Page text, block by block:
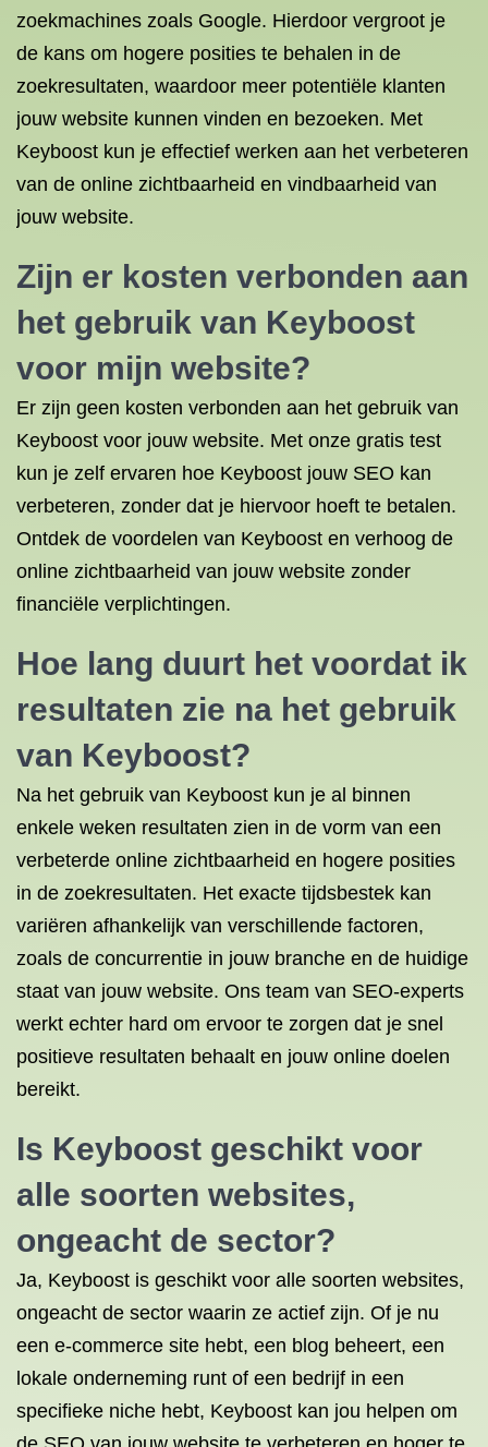
zoekmachines zoals Google. Hierdoor vergroot je
de kans om hogere posities te behalen in de
zoekresultaten, waardoor meer potentiële klanten
jouw website kunnen vinden en bezoeken. Met
Keyboost kun je effectief werken aan het verbeteren
van de online zichtbaarheid en vindbaarheid van
jouw website.
Zijn er kosten verbonden aan
het gebruik van Keyboost
voor mijn website?
Er zijn geen kosten verbonden aan het gebruik van
Keyboost voor jouw website. Met onze gratis test
kun je zelf ervaren hoe Keyboost jouw SEO kan
verbeteren, zonder dat je hiervoor hoeft te betalen.
Ontdek de voordelen van Keyboost en verhoog de
online zichtbaarheid van jouw website zonder
financiële verplichtingen.
Hoe lang duurt het voordat ik
resultaten zie na het gebruik
van Keyboost?
Na het gebruik van Keyboost kun je al binnen
enkele weken resultaten zien in de vorm van een
verbeterde online zichtbaarheid en hogere posities
in de zoekresultaten. Het exacte tijdsbestek kan
variëren afhankelijk van verschillende factoren,
zoals de concurrentie in jouw branche en de huidige
staat van jouw website. Ons team van SEO-experts
werkt echter hard om ervoor te zorgen dat je snel
positieve resultaten behaalt en jouw online doelen
bereikt.
Is Keyboost geschikt voor
alle soorten websites,
ongeacht de sector?
Ja, Keyboost is geschikt voor alle soorten websites,
ongeacht de sector waarin ze actief zijn. Of je nu
een e-commerce site hebt, een blog beheert, een
lokale onderneming runt of een bedrijf in een
specifieke niche hebt, Keyboost kan jou helpen om